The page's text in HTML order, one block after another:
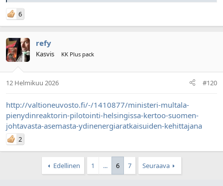
6
refy
Kasvis KK Plus pack
12 Helmikuu 2026 #120
http://valtioneuvosto.fi/-/1410877/ministeri-multala-
pienydinreaktorin-pilotointi-helsingissa-kertoo-suomen-
johtavasta-asemasta-ydinenergiaratkaisuiden-kehittajana
2
Edellinen 1 ... 6 7 Seuraava